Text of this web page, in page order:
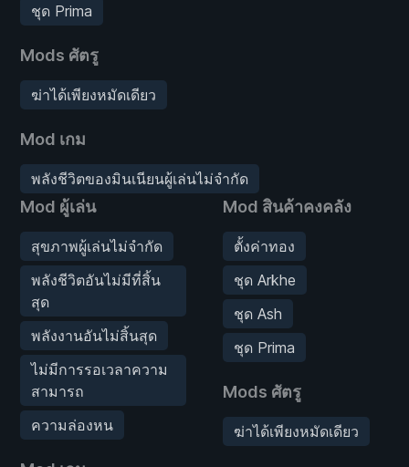
ชุด Prima
Mods ศัตรู
ฆ่าได้เพียงหมัดเดียว
Mod เกม
พลังชีวิตของมินเนียนผู้เล่นไม่จำกัด
Mod ผู้เล่น
สุขภาพผู้เล่นไม่จำกัด
พลังชีวิตอันไม่มีที่สิ้น
สุด
พลังงานอันไม่สิ้นสุด
ไม่มีการรอเวลาความ
สามารถ
ความล่องหน
Mod สินค้าคงคลัง
ตั้งค่าทอง
ชุด Arkhe
ชุด Ash
ชุด Prima
Mods ศัตรู
ฆ่าได้เพียงหมัดเดียว